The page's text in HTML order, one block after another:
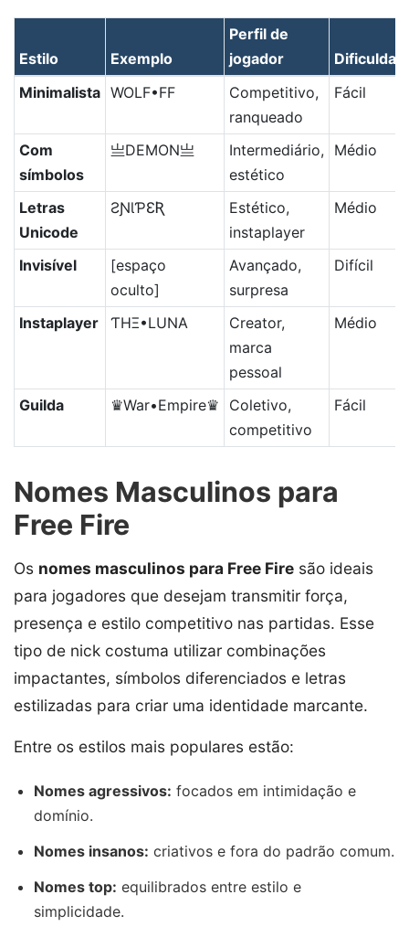
Estilo Exemplo
Perfil de
jogador
Minimalista WOLF•FF
Competitivo,
ranqueado
Fácil
Com
símbolos
亗DEMON亗
Intermediário,
estético
Médio
Letras
Unicode
ƧƝƖƤƐƦ
Estético,
instaplayer
Médio
Invisível
[espaço
oculto]
Avançado,
surpresa
Difícil
Instaplayer ƬHΞ•LUNA
Creator,
marca
pessoal
Médio
Guilda ♛War•Empire♛
Coletivo,
competitivo
Fácil
Nomes Masculinos para
Free Fire
Os nomes masculinos para Free Fire são ideais
para jogadores que desejam transmitir força,
presença e estilo competitivo nas partidas. Esse
tipo de nick costuma utilizar combinações
impactantes, símbolos diferenciados e letras
estilizadas para criar uma identidade marcante.
Entre os estilos mais populares estão:
Nomes agressivos: focados em intimidação e
domínio.
Nomes insanos: criativos e fora do padrão comum.
Nomes top: equilibrados entre estilo e
simplicidade.